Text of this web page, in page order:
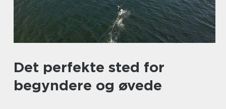
Det perfekte sted for
begyndere og øvede